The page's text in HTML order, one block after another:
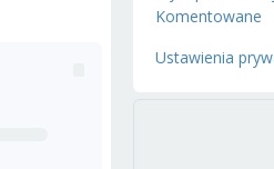
Komentowane
Ustawienia